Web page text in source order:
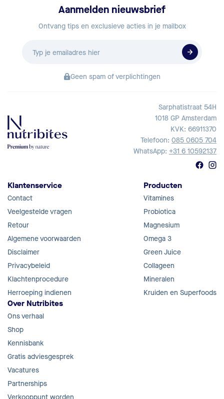
Aanmelden nieuwsbrief
Ontvang tips en exclusieve acties in je mailbox
Geen spam of verplichtingen
Sarphatistraat 54H
1018 GP Amsterdam
KVK: 66911370
Telefoon: 085 0605 704
WhatsApp: +31 6 10592137
Klantenservice
Contact
Veelgestelde vragen
Retour
Algemene voorwaarden
Disclaimer
Privacybeleid
Klachtenprocedure
Herroeping indienen
Producten
Vitamines
Probiotica
Magnesium
Omega 3
Green Juice
Collageen
Mineralen
Kruiden en Superfoods
Over Nutribites
Ons verhaal
Shop
Kennisbank
Gratis adviesgesprek
Vacatures
Partnerships